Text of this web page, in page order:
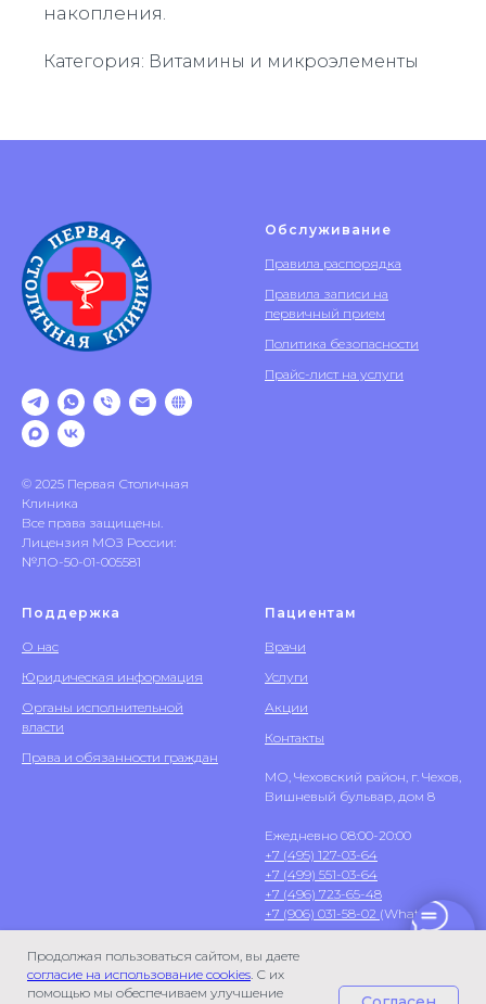
Продолжая пользоваться сайтом, вы даете
согласие на использование cookies. С их
помощью мы обеспечиваем улучшение
накопления.
Категория: Витамины и микроэлементы
© 2025 Первая Столичная
Клиника
Все права защищены.
Лицензия МОЗ России:
№ЛО-50-01-005581
Обслуживание
Правила распорядка
Правила записи на
первичный прием
Политика безопасности
Прайс-лист на услуги
Поддержка
О нас
Юридическая информация
Органы исполнительной
власти
Права и обязанности граждан
Пациентам
Врачи
Услуги
Акции
Контакты
МО, Чеховский район, г. Чехов,
Вишневый бульвар, дом 8
Ежедневно 08:00-20:00
+7 (495) 127-03-64
+7 (499) 551-03-64
+7 (496) 723-65-48
+7 (906) 031-58-02 (WhatsApp)